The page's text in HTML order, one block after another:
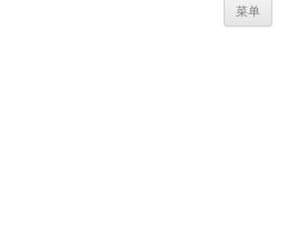
菜单